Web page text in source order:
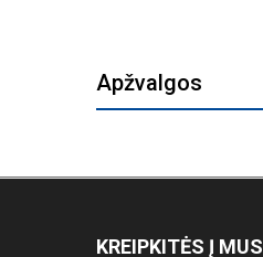
Apžvalgos
KREIPKITĖS Į MUS